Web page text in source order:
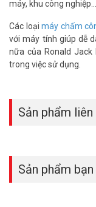
Thông số kỹ
mặt và vân
– Dung lượng khuôn
– Dung lượng vân tay:
– Phương thức kết nối:
– Chức năng chính:
nhắn, Quy ước giờ
máy, khu công nghiệp...
Các loạimáy chấm
với máy tính giúp dễ
nữa của Ronald
trong việc sử dụng.
Sản phẩm liên
Sản phẩm